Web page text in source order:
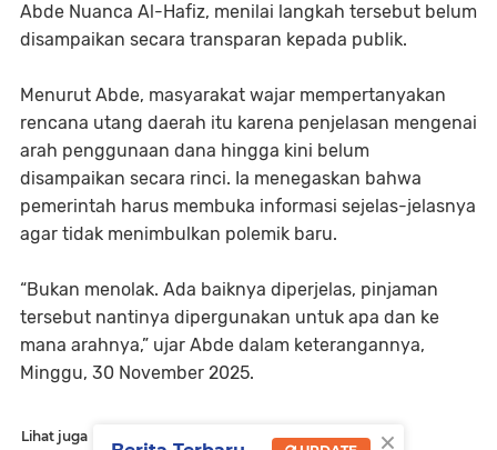
Abde Nuanca Al-Hafiz, menilai langkah tersebut belum
disampaikan secara transparan kepada publik.
Menurut Abde, masyarakat wajar mempertanyakan
rencana utang daerah itu karena penjelasan mengenai
arah penggunaan dana hingga kini belum
disampaikan secara rinci. Ia menegaskan bahwa
pemerintah harus membuka informasi sejelas-jelasnya
agar tidak menimbulkan polemik baru.
“Bukan menolak. Ada baiknya diperjelas, pinjaman
tersebut nantinya dipergunakan untuk apa dan ke
mana arahnya,” ujar Abde dalam keterangannya,
Minggu, 30 November 2025.
Lihat juga